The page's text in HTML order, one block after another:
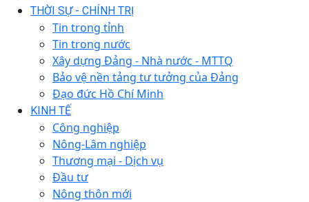
THỜI SỰ - CHÍNH TRỊ
Tin trong tỉnh
Tin trong nước
Xây dựng Đảng - Nhà nước - MTTQ
Bảo vệ nền tảng tư tưởng của Đảng
Đạo đức Hồ Chí Minh
KINH TẾ
Công nghiệp
Nông-Lâm nghiệp
Thương mại - Dịch vụ
Đầu tư
Nông thôn mới